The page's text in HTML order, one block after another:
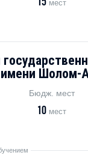
15 мест
имени Шолом-
Бюдж. мест
10 мест